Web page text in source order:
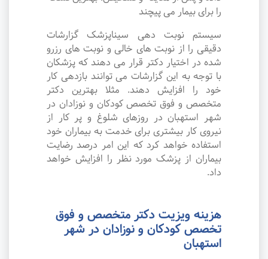
را برای بیمار می پیچند
سیستم نوبت دهی سیناپزشک گزارشات
دقیقی را از نوبت های خالی و نوبت های رزرو
شده در اختیار دکتر قرار می دهند که پزشکان
با توجه به این گزارشات می توانند بازدهی کار
خود را افزایش دهند. مثلا بهترین دکتر
متخصص و فوق تخصص کودکان و نوزادان در
شهر استهبان در روزهای شلوغ و پر کار از
نیروی کار بیشتری برای خدمت به بیماران خود
استفاده خواهد کرد که این امر درصد رضایت
بیماران از پزشک مورد نظر را افزایش خواهد
داد.
هزینه ویزیت دکتر متخصص و فوق
تخصص کودکان و نوزادان در شهر
استهبان